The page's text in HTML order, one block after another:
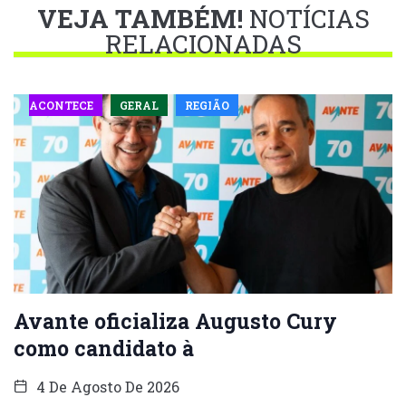
VEJA TAMBÉM! NOTÍCIAS
RELACIONADAS
ACONTECE GERAL REGIÃO
Avante oficializa Augusto Cury
como candidato à
4 De Agosto De 2026